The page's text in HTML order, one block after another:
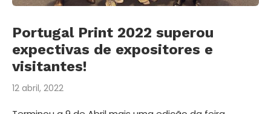
Portugal Print 2022 superou
expectivas de expositores e
visitantes!
12 abril, 2022